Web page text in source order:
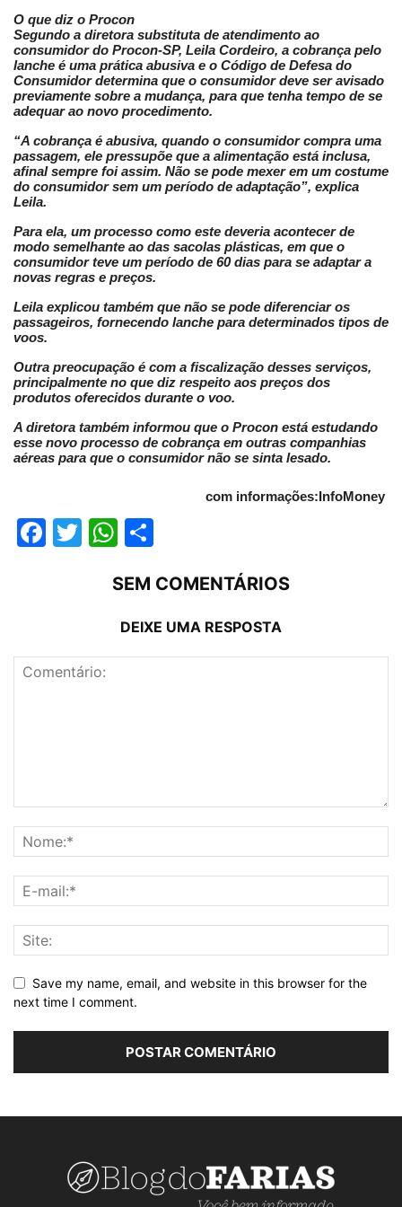
O que diz o Procon
Segundo a diretora substituta de atendimento ao
consumidor do Procon-SP, Leila Cordeiro, a cobrança pelo
lanche é uma prática abusiva e o Código de Defesa do
Consumidor determina que o consumidor deve ser avisado
previamente sobre a mudança, para que tenha tempo de se
adequar ao novo procedimento.
“A cobrança é abusiva, quando o consumidor compra uma
passagem, ele pressupõe que a alimentação está inclusa,
afinal sempre foi assim. Não se pode mexer em um costume
do consumidor sem um período de adaptação”, explica
Leila.
Para ela, um processo como este deveria acontecer de
modo semelhante ao das sacolas plásticas, em que o
consumidor teve um período de 60 dias para se adaptar a
novas regras e preços.
Leila explicou também que não se pode diferenciar os
passageiros, fornecendo lanche para determinados tipos de
voos.
Outra preocupação é com a fiscalização desses serviços,
principalmente no que diz respeito aos preços dos
produtos oferecidos durante o voo.
A diretora também informou que o Procon está estudando
esse novo processo de cobrança em outras companhias
aéreas para que o consumidor não se sinta lesado.
com informações:InfoMoney
Facebook
TwitterWhatsApp
SEM COMENTÁRIOS
DEIXE UMA RESPOSTA
Save my name, email, and website in this browser for the
next time I comment.